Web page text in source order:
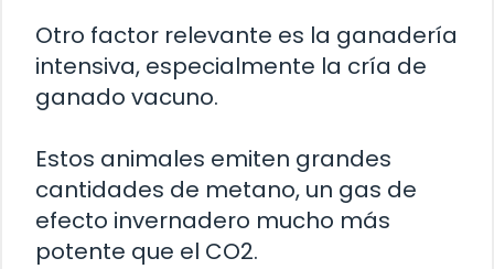
Otro factor relevante es la ganadería
intensiva, especialmente la cría de
ganado vacuno.
Estos animales emiten grandes
cantidades de metano, un gas de
efecto invernadero mucho más
potente que el CO2.